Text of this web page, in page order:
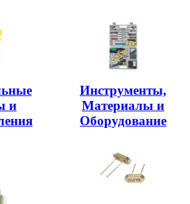
и
Инструменты,
Материалы и
Оборудование